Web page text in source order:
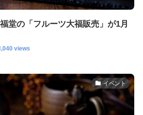
堂の「フルーツ大福販売」が1月
views
イベント